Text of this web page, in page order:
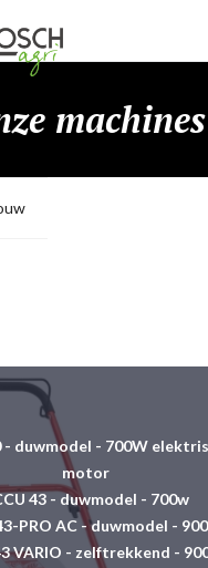
machines
- duwmodel - 700W
motor
43 - duwmodel - 700w
PRO AC - duwmodel -
VARIO - zelftrekkend -